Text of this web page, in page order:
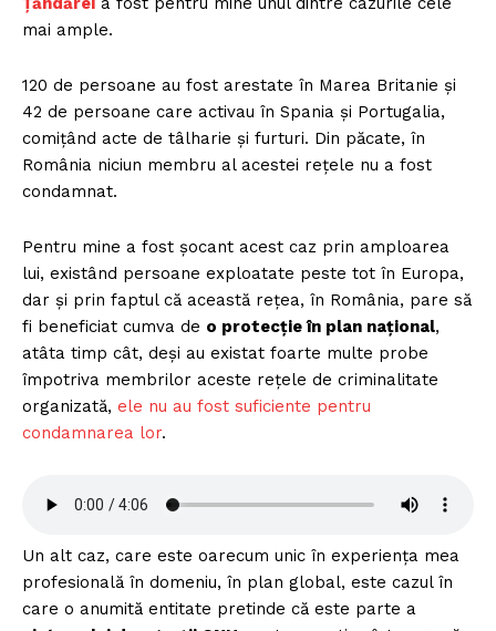
mai ample.
120 de persoane au fost arestate în Marea Britanie și
42 de persoane care activau în Spania și Portugalia,
comițând acte de tâlharie și furturi. Din păcate, în
România niciun membru al acestei rețele nu a fost
condamnat.
Pentru mine a fost șocant acest caz prin amploarea
lui, existând persoane exploatate peste tot în Europa,
dar și prin faptul că această rețea, în România, pare să
fi beneficiat cumva de o protecție în plan național,
atâta timp cât, deși au existat foarte multe probe
împotriva membrilor aceste rețele de criminalitate
organizată, ele nu au fost suficiente pentru
condamnarea lor.
Un alt caz, care este oarecum unic în experiența mea
profesională în domeniu, în plan global, este cazul în
care o anumită entitate pretinde că este parte a